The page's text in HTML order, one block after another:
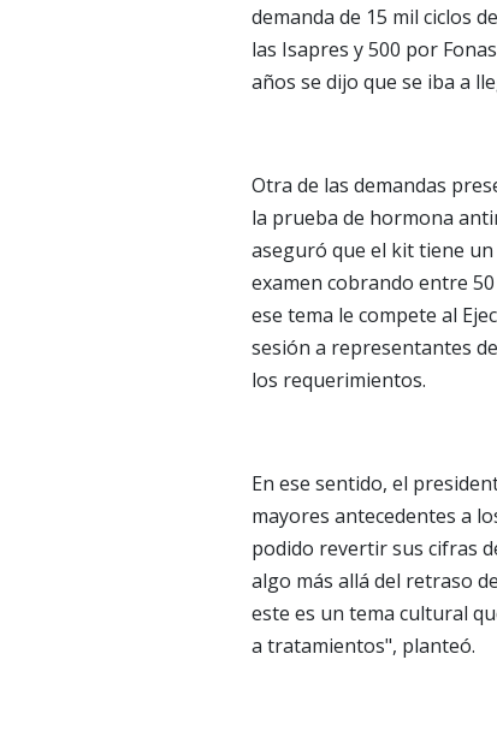
demanda de 15 mil ciclos
las Isapres y 500 por
años se dijo que se iba a
Otra de las demandas
la prueba de hormona
aseguró que el kit tiene
examen cobrando entre
ese tema le compete al
sesión a representantes
los requerimientos.
En ese sentido, el
mayores antecedentes a
podido revertir sus cifras
algo más allá del retraso
este es un tema cultural
a tratamientos", planteó.